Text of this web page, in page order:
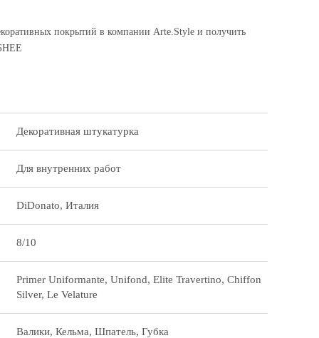
покрытий в компании Arte.Style и получить
Декоративная штукатурка
Для внутренних работ
DiDonato, Италия
8/10
Primer Uniformante, Unifond, Elite Travertino, Chiffon
Silver, Le Velature
Валики, Кельма, Шпатель, Губка